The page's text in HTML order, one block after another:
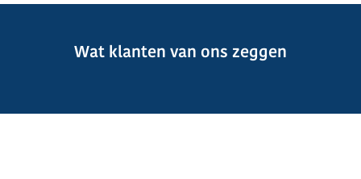
Wat klanten van ons zeggen